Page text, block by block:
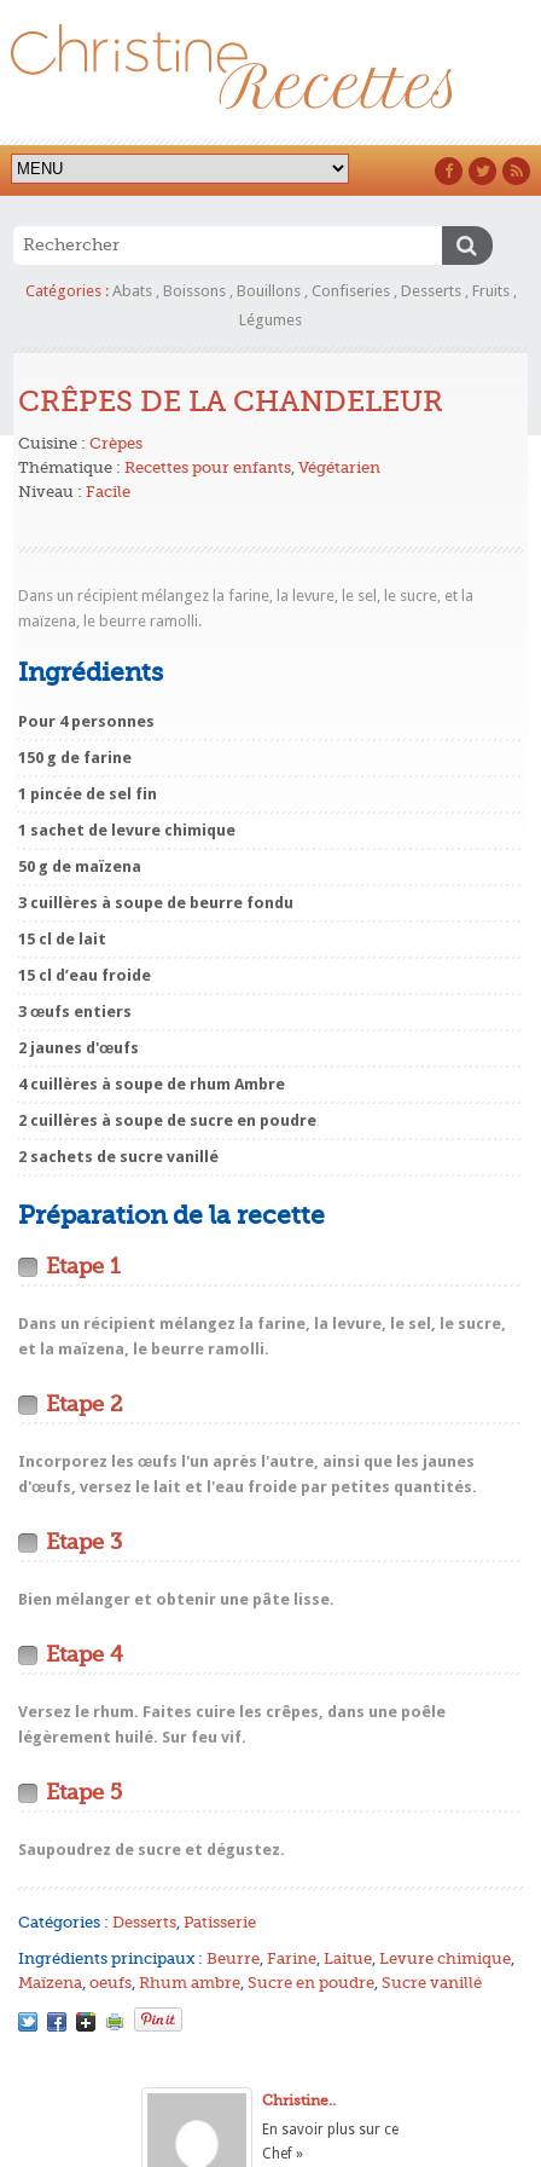
Catégories : Abats, Boissons, Bouillons, Confiseries, Desserts, Fruits,
Légumes
CRÊPES DE LA CHANDELEUR
Cuisine :Crèpes
Thématique :Recettes pour enfants,Végétarien
Niveau :Facile
Dans un récipient mélangez la farine, la levure, le sel, le sucre, et la
maïzena, le beurre ramolli.
Ingrédients
Pour 4 personnes
150 g de farine
1 pincée de sel fin
1 sachet de levure chimique
50 g de maïzena
3 cuillères à soupe de beurre fondu
15 cl de lait
15 cl d’eau froide
3 œufs entiers
2 jaunes d'œufs
4 cuillères à soupe de rhum Ambre
2 cuillères à soupe de sucre en poudre
2 sachets de sucre vanillé
Préparation de la recette
Etape 1
Dans un récipient mélangez la farine, la levure, le sel, le sucre,
et la maïzena, le beurre ramolli.
Etape 2
Incorporez les œufs l'un après l'autre, ainsi que les jaunes
d'œufs, versez le lait et l'eau froide par petites quantités.
Etape 3
Bien mélanger et obtenir une pâte lisse.
Etape 4
Versez le rhum. Faites cuire les crêpes, dans une poêle
légèrement huilé. Sur feu vif.
Etape 5
Saupoudrez de sucre et dégustez.
Catégories :Desserts,Patisserie
Ingrédients principaux :Beurre,Farine,Laitue,Levure chimique,
Maïzena,oeufs,Rhum ambre,Sucre en poudre,Sucre vanillé
Christine..
En savoir plus sur ce
Chef »